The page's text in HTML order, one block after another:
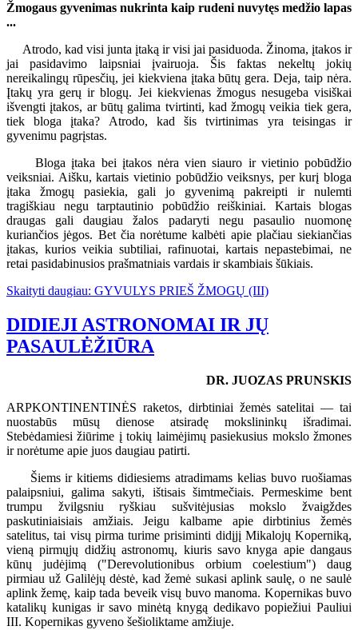
Žmogaus gyvenimas nukrinta kaip rudeni nuvytęs medžio lapas
...
Atrodo, kad visi junta įtaką ir visi jai pasiduoda. Žinoma, įtakos ir
jai pasidavimo laipsniai įvairuoja. Šis faktas nekeltų jokių
nereikalingų rūpesčių, jei kiekviena įtaka būtų gera. Deja, taip nėra.
Įtakų yra gerų ir blogų. Jei kiekvienas žmogus nesugeba visiškai
išvengti įtakos, ar būtų galima tvirtinti, kad žmogų veikia tiek gera,
tiek bloga įtaka? Atrodo, kad šis tvirtinimas yra teisingas ir
gyvenimu pagrįstas.
Bloga įtaka bei įtakos nėra vien siauro ir vietinio pobūdžio
veiksniai. Aišku, kartais vietinio pobūdžio veiksnys, per kurį bloga
įtaka žmogų pasiekia, gali jo gyvenimą pakreipti ir nulemti
tragiškiau negu tarptautinio pobūdžio reiškiniai. Kartais blogas
draugas gali daugiau žalos padaryti negu pasaulio nuomonę
kuriančios jėgos. Bet čia norėtume kalbėti apie plačiau siekiančias
įtakas, kurios veikia subtiliai, rafinuotai, kartais nepastebimai, ne
retai pasidabinusios prašmatniais vardais ir skambiais šūkiais.
Skaityti daugiau: GYVULYS PRIEŠ ŽMOGŲ (III)
DIDIEJI ASTRONOMAI IR JŲ
PASAULĖŽIŪRA
DR. JUOZAS PRUNSKIS
ARPKONTINENTINĖS raketos, dirbtiniai žemės satelitai — tai
nuostabūs mūsų dienose atsiradę mokslininkų išradimai.
Stebėdamiesi žiūrime į tokių laimėjimų pasiekusius mokslo žmones
ir norėtume apie juos daugiau patirti.
Šiems ir kitiems didiesiems atradimams kelias buvo ruošiamas
palaipsniui, galima sakyti, ištisais šimtmečiais. Permeskime bent
trumpu žvilgsniu ryškiau sušvitėjusias mokslo žvaigždes
paskutiniaisiais amžiais. Jeigu kalbame apie dirbtinius žemės
satelitus, tai visų pirma turime prisiminti didįjį Mikalojų Koperniką,
vieną pirmųjų didžių astronomų, kiuris savo knyga apie dangaus
kūnų judėjimą ("Derevolutionibus orbium coelestium") daug
pirmiau už Galilėjų dėstė, kad žemė sukasi aplink saulę, o ne saulė
aplink žemę, kaip tada beveik visų buvo manoma. Kopernikas buvo
katalikų kunigas ir savo minėtą knygą dedikavo popiežiui Pauliui
III. Kopernikas gyveno šešioliktame amžiuje.